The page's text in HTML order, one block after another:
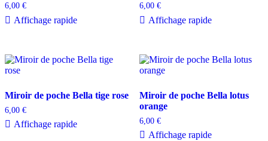
6,00 €
Affichage rapide
6,00 €
Affichage rapide
Miroir de poche Bella tige rose
6,00 €
Affichage rapide
Miroir de poche Bella lotus
orange
6,00 €
Affichage rapide